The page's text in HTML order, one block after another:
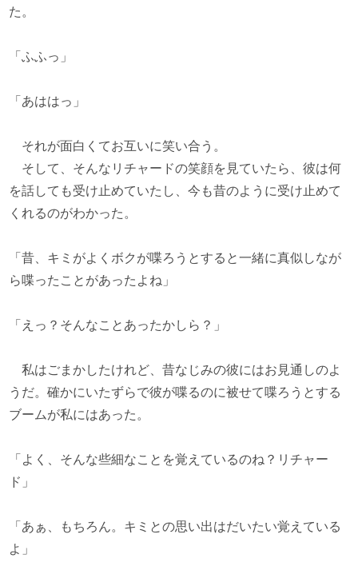
た。
「ふふっ」
「あははっ」
それが面白くてお互いに笑い合う。
そして、そんなリチャードの笑顔を見ていたら、彼は何
を話しても受け止めていたし、今も昔のように受け止めて
くれるのがわかった。
「昔、キミがよくボクが喋ろうとすると一緒に真似しなが
ら喋ったことがあったよね」
「えっ？そんなことあったかしら？」
私はごまかしたけれど、昔なじみの彼にはお見通しのよ
うだ。確かにいたずらで彼が喋るのに被せて喋ろうとする
ブームが私にはあった。
「よく、そんな些細なことを覚えているのね？リチャー
ド」
「あぁ、もちろん。キミとの思い出はだいたい覚えている
よ」